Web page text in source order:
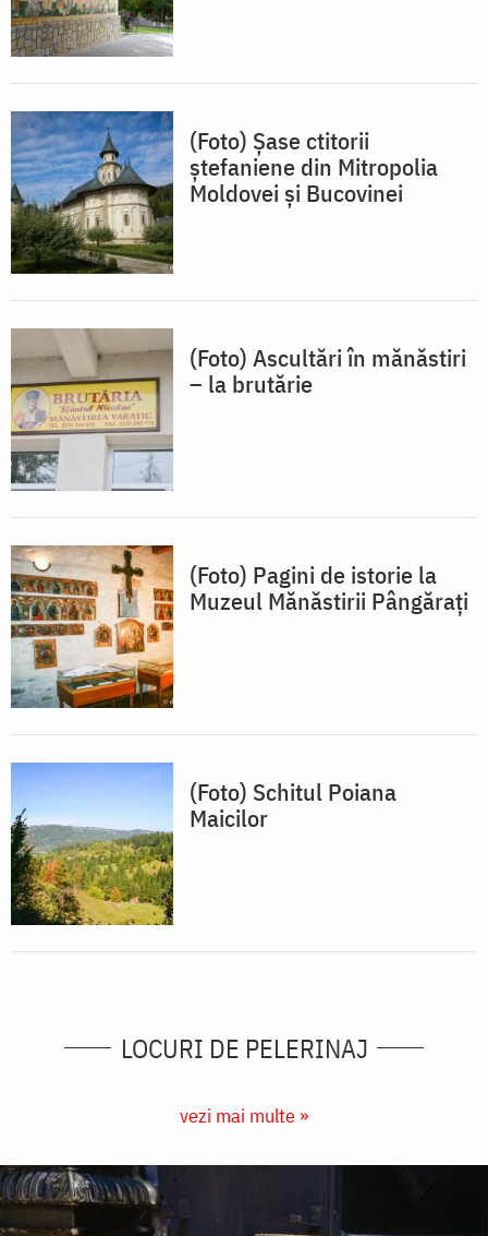
(Foto) Șase ctitorii
ștefaniene din Mitropolia
Moldovei și Bucovinei
(Foto) Ascultări în mănăstiri
– la brutărie
(Foto) Pagini de istorie la
Muzeul Mănăstirii Pângărați
(Foto) Schitul Poiana
Maicilor
LOCURI DE PELERINAJ
vezi mai multe »